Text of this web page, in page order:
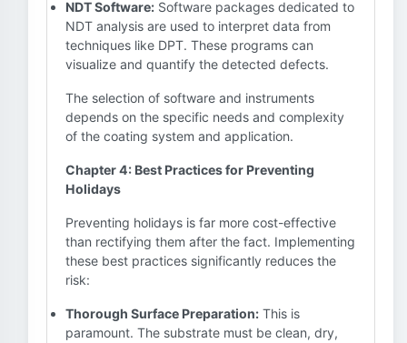
NDT Software: Software packages dedicated to
NDT analysis are used to interpret data from
techniques like DPT. These programs can
visualize and quantify the detected defects.
The selection of software and instruments
depends on the specific needs and complexity
of the coating system and application.
Chapter 4: Best Practices for Preventing
Holidays
Preventing holidays is far more cost-effective
than rectifying them after the fact. Implementing
these best practices significantly reduces the
risk:
Thorough Surface Preparation: This is
paramount. The substrate must be clean, dry,